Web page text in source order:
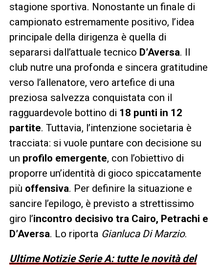
stagione sportiva. Nonostante un finale di
campionato estremamente positivo, l’idea
principale della dirigenza è quella di
separarsi dall’attuale tecnico D’Aversa. Il
club nutre una profonda e sincera gratitudine
verso l’allenatore, vero artefice di una
preziosa salvezza conquistata con il
ragguardevole bottino di 18 punti in 12
partite. Tuttavia, l’intenzione societaria è
tracciata: si vuole puntare con decisione su
un profilo emergente, con l’obiettivo di
proporre un’identità di gioco spiccatamente
più offensiva. Per definire la situazione e
sancire l’epilogo, è previsto a strettissimo
giro l’incontro decisivo tra Cairo, Petrachi e
D’Aversa. Lo riporta Gianluca Di Marzio.
Ultime Notizie Serie A: tutte le novità del